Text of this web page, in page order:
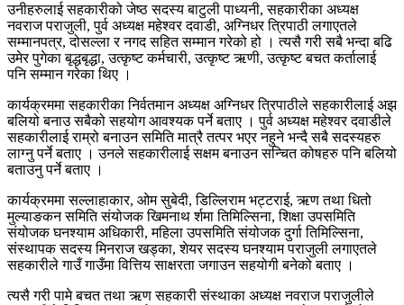
उनीहरुलाई सहकारीको जेष्ठ सदस्य बाटुली पाध्यनी, सहकारीका अध्यक्ष
नवराज पराजुली, पुर्व अध्यक्ष महेश्वर दवाडी, अग्निधर त्रिपाठी लगाएतले
सम्मानपत्र, दोसल्ला र नगद सहित सम्मान गरेको हो । त्यसै गरी सबै भन्दा बढि
उमेर पुगेका बृद्धबृद्धा, उत्कृष्ट कर्मचारी, उत्कृष्ट ऋणी, उत्कृष्ट बचत कर्तालाई
पनि सम्मान गरेका थिए ।
कार्यक्रममा सहकारीका निर्वतमान अध्यक्ष अग्निधर त्रिपाठीले सहकारीलाई अझ
बलियो बनाउ सबैको सहयोग आवश्यक पर्ने बताए । पुर्व अध्यक्ष महेश्वर दवाडीले
सहकारीलाई राम्रो बनाउन समिति मात्रै तत्पर भएर नहुने भन्दै सबै सदस्यहरु
लाग्नु पर्ने बताए । उनले सहकारीलाई सक्षम बनाउन सन्चित कोषहरु पनि बलियो
बताउनु पर्ने बताए ।
कार्यक्रममा सल्लाहाकार, ओम सुबेदी, डिल्लिराम भट्टराई, ऋण तथा धितो
मुल्याङकन समिति संयोजक खिमनाथ र्शमा तिमिल्सिना, शिक्षा उपसमिति
संयोजक घनश्याम अधिकारी, महिला उपसमिति संयोजक दुर्गा तिमिल्सिना,
संस्थापक सदस्य मिनराज खड्का, शेयर सदस्य घनश्याम पराजुली लगाएतले
सहकारीले गाउँ गाउँमा वित्तिय साक्षरता जगाउन सहयोगी बनेको बताए ।
त्यसै गरी पामे बचत तथा ऋण सहकारी संस्थाका अध्यक्ष नवराज पराजुलीले